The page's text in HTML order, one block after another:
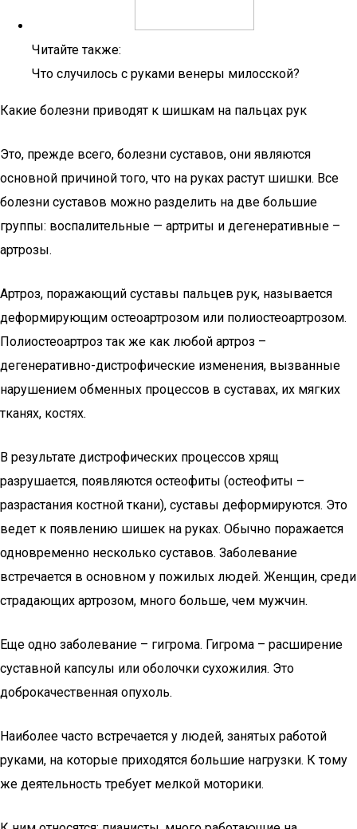
Читайте также:
Что случилось с руками венеры милосской?
Какие болезни приводят к шишкам на пальцах рук
Это, прежде всего, болезни суставов, они являются
основной причиной того, что на руках растут шишки. Все
болезни суставов можно разделить на две большие
группы: воспалительные — артриты и дегенеративные –
артрозы.
Артроз, поражающий суставы пальцев рук, называется
деформирующим остеоартрозом или полиостеоартрозом.
Полиостеоартроз так же как любой артроз –
дегенеративно-дистрофические изменения, вызванные
нарушением обменных процессов в суставах, их мягких
тканях, костях.
В результате дистрофических процессов хрящ
разрушается, появляются остеофиты (остеофиты –
разрастания костной ткани), суставы деформируются. Это
ведет к появлению шишек на руках. Обычно поражается
одновременно несколько суставов. Заболевание
встречается в основном у пожилых людей. Женщин, среди
страдающих артрозом, много больше, чем мужчин.
Еще одно заболевание – гигрома. Гигрома – расширение
суставной капсулы или оболочки сухожилия. Это
доброкачественная опухоль.
Наиболее часто встречается у людей, занятых работой
руками, на которые приходятся большие нагрузки. К тому
же деятельность требует мелкой моторики.